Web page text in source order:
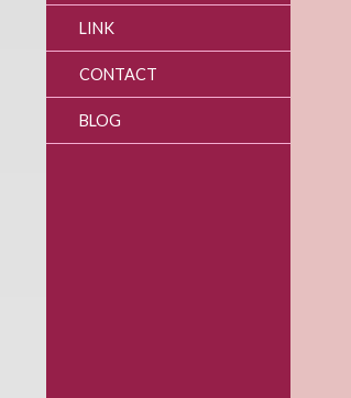
LINK
CONTACT
BLOG